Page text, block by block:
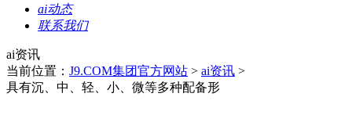
ai动态
联系我们
ai资讯
当前位置： J9.COM集团官方网站 > ai资讯 >
具有沉、中、轻、小、微等多种配备形